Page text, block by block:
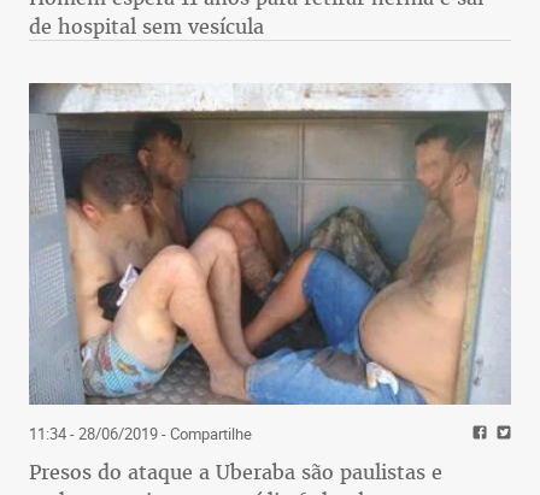
de hospital sem vesícula
11:34 - 28/06/2019- Compartilhe
Presos do ataque a Uberaba são paulistas e